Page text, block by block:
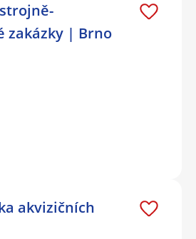
zakázky | Brno
akvizičních